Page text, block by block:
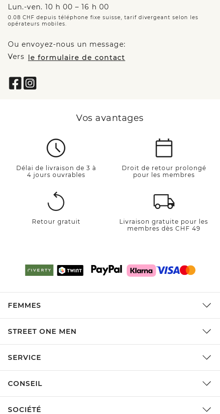
Lun.-ven. 10 h 00 – 16 h 00
0.08 CHF depuis téléphone fixe suisse, tarif divergeant selon les
opérateurs mobiles.
Ou envoyez-nous un message:
Vers le formulaire de contact
Vos avantages
Délai de livraison de 3 à
4 jours ouvrables
Droit de retour prolongé
pour les membres
Retour gratuit
Livraison gratuite pour les
membres dès CHF 49
FEMMES
STREET ONE MEN
SERVICE
CONSEIL
SOCIÉTÉ